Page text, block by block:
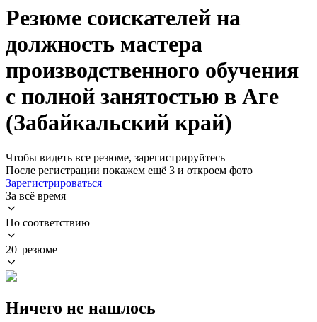
Резюме соискателей на
должность мастера
производственного обучения
с полной занятостью в Аге
(Забайкальский край)
Чтобы видеть все резюме, зарегистрируйтесь
После регистрации покажем ещё 3 и откроем фото
Зарегистрироваться
За всё время
По соответствию
20 резюме
Ничего не нашлось